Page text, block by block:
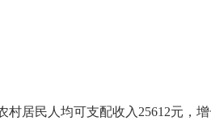
村居民人均可支配收入25612元，